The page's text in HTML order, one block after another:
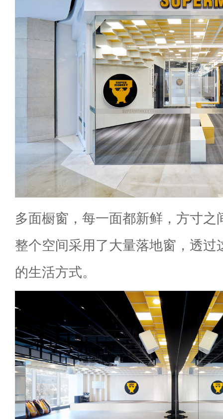
多面橱窗，每一面都新鲜，方寸之
整个空间采用了大量落地窗，透过
的生活方式。